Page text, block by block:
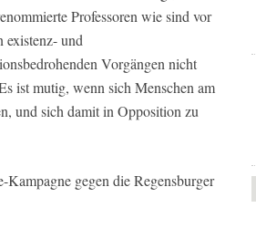
Professoren wie sind vor
existenz- und
Vorgängen nicht
ist mutig, wenn sich Menschen am
und sich damit in Opposition zu
gegen die Regensburger